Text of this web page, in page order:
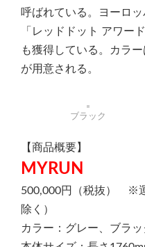
呼ばれている。ヨーロ
「レッドドット アワー
も獲得している。カラ
が用意される。
ブラック
【商品概要】
MYRUN
500,000円（税抜） ※
除く）
カラー：グレー、ブラッ